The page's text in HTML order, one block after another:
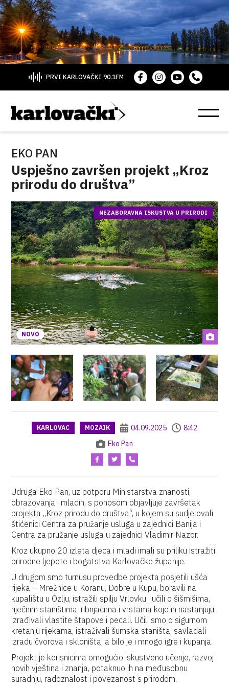
PRVI KARLOVAČKI 90.1FM
EKO PAN
Uspješno završen projekt „Kroz
prirodu do društva”
NOVO
NEZABORAVNA ISKUSTVA U PRIRODI
KARLOVAC MOZAIK 04.09.2025
8:42
Eko Pan
Udruga Eko Pan, uz potporu Ministarstva znanosti,
obrazovanja i mladih, s ponosom objavljuje završetak
projekta „Kroz prirodu do društva“, u kojem su sudjelovali
štićenici Centra za pružanje usluga u zajednici Banija i
Centra za pružanje usluga u zajednici Vladimir Nazor.
Kroz ukupno 20 izleta djeca i mladi imali su priliku istražiti
prirodne ljepote i bogatstva Karlovačke županije.
U drugom smo turnusu provedbe projekta posjetili ušća
rijeka – Mrežnice u Koranu, Dobre u Kupu, boravili na
kupalištu u Ozlju, istražili spilju Vrlovku i učili o šišmišima,
riječnim staništima, ribnjacima i vrstama koje ih nastanjuju,
izrađivali vlastite štapove i pecali. Učili smo o sigurnom
kretanju rijekama, istraživali šumska staništa, savladali
izradu čvorova i skloništa, a bilo je i mnogo igre i kupanja.
Projekt je korisnicima omogućio iskustveno učenje, razvoj
novih vještina i znanja, potaknuo ih na međusobnu
suradnju, radoznalost i povezanost s prirodom.